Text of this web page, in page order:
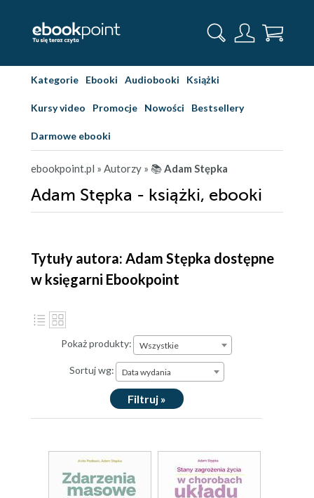
Kategorie Ebooki Audiobooki Książki
Kursy video Promocje Nowości Bestsellery
Darmowe ebooki
ebookpoint.pl » Autorzy » 📚Adam Stępka
Adam Stępka - książki, ebooki
Tytuły autora: Adam Stępka dostępne
w księgarni Ebookpoint
Pokaż produkty: Wszystkie
Sortuj wg: Data wydania
Filtruj »